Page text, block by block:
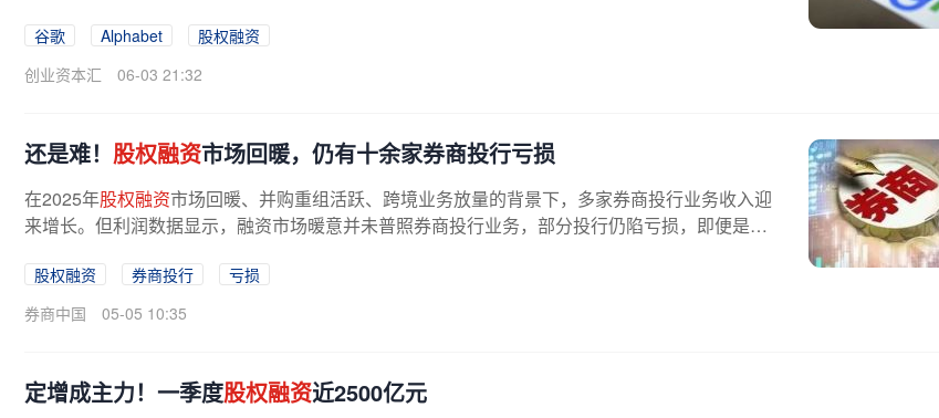
谷歌 Alphabet
股权融资
创业资本汇
06-03 21:32
还是难！ 股权融资市场回暖，仍有十余家券商投行亏损
在2025年股权融资市场回暖、并购重组活跃、跨境业务放量的背景下，多家券商投行业务收入迎
来增长。但利润数据显示，融资市场暖意并未普照券商投行业务，部分投行仍陷亏损，即便是收
股权融资 券商投行
亏损
券商中国
05-05 10:35
定增成主力！一季度股权融资近2500亿元